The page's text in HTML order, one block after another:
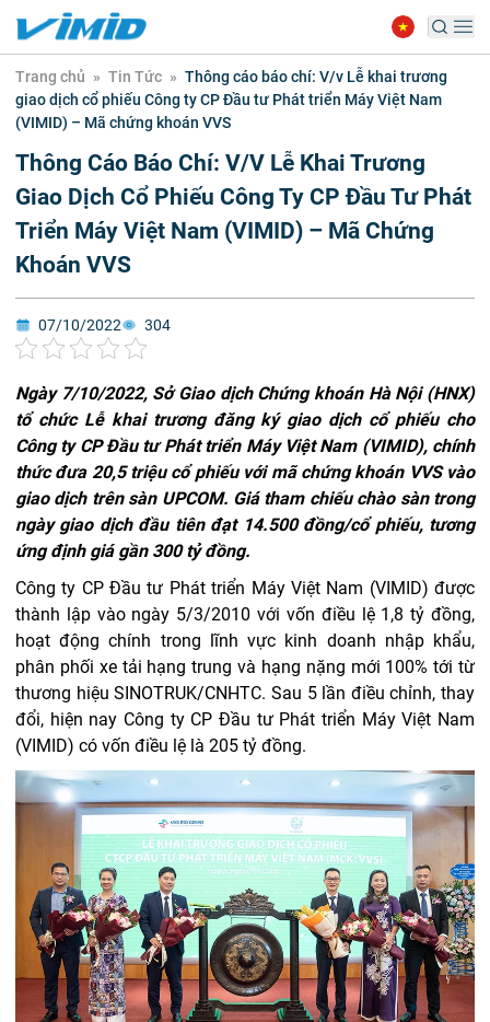
Trang chủ » Tin Tức » Thông cáo báo chí: V/v Lễ khai trương
giao dịch cổ phiếu Công ty CP Đầu tư Phát triển Máy Việt Nam
(VIMID) – Mã chứng khoán VVS
Thông Cáo Báo Chí: V/v Lễ Khai Trương
Giao Dịch Cổ Phiếu Công Ty CP Đầu Tư Phát
Triển Máy Việt Nam (VIMID) – Mã Chứng
Khoán VVS
07/10/2022 304
Ngày 7/10/2022, Sở Giao dịch Chứng khoán Hà Nội (HNX)
tổ chức Lễ khai trương đăng ký giao dịch cổ phiếu cho
Công ty CP Đầu tư Phát triển Máy Việt Nam (VIMID), chính
thức đưa 20,5 triệu cổ phiếu với mã chứng khoán VVS vào
giao dịch trên sàn UPCOM. Giá tham chiếu chào sàn trong
ngày giao dịch đầu tiên đạt 14.500 đồng/cổ phiếu, tương
ứng định giá gần 300 tỷ đồng.
Công ty CP Đầu tư Phát triển Máy Việt Nam (VIMID) được
thành lập vào ngày 5/3/2010 với vốn điều lệ 1,8 tỷ đồng,
hoạt động chính trong lĩnh vực kinh doanh nhập khẩu,
phân phối xe tải hạng trung và hạng nặng mới 100% tới từ
thương hiệu SINOTRUK/CNHTC. Sau 5 lần điều chỉnh, thay
đổi, hiện nay Công ty CP Đầu tư Phát triển Máy Việt Nam
(VIMID) có vốn điều lệ là 205 tỷ đồng.